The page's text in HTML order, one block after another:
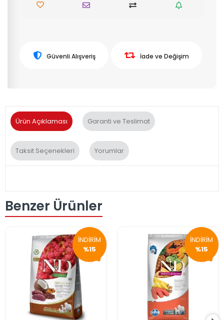
Güvenli Alışveriş İade ve Değişim
Ürün Açıklaması Garanti ve Teslimat
Taksit Seçenekleri Yorumlar
Benzer Ürünler
İNDİRİM
%15
İNDİRİM
%15